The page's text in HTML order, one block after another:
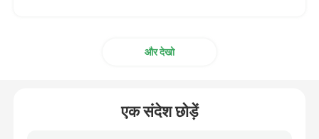
और देखो
एक संदेश छोड़ें